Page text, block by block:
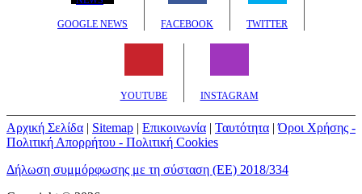
GOOGLE NEWS FACEBOOK TWITTER
YOUTUBE INSTAGRAM
Αρχική Σελίδα | Sitemap | Επικοινωνία | Ταυτότητα |Όροι Χρήσης -
Πολιτική Απορρήτου - Πολιτική Cookies
Δήλωση συμμόρφωσης με τη σύσταση (ΕΕ) 2018/334